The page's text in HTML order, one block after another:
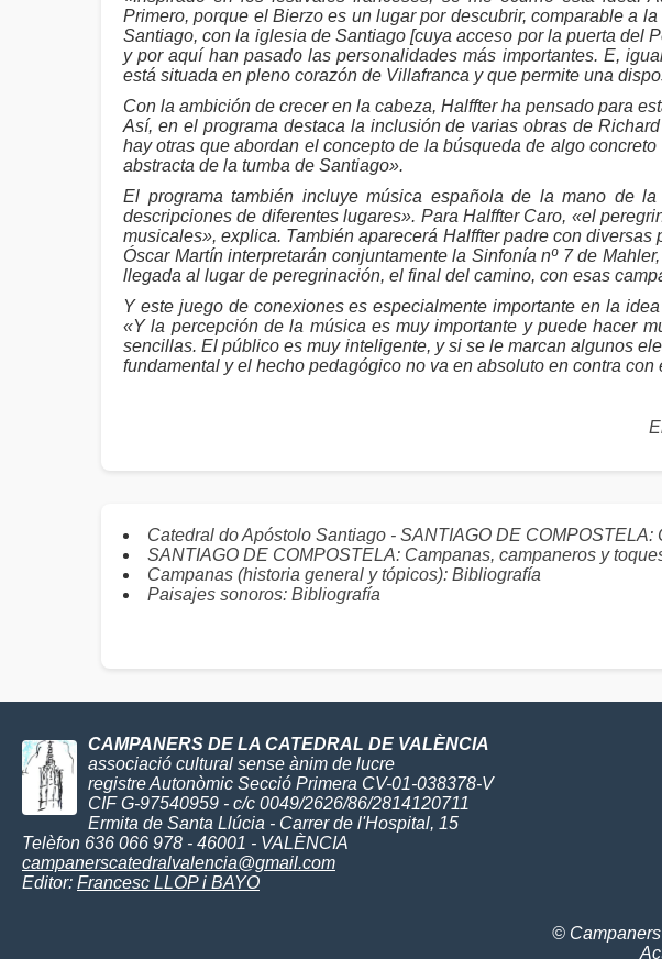
Primero, porque el Bierzo es un lugar por descubrir, comparable a
Santiago, con la iglesia de Santiago [cuya acceso por la puerta del
y por aquí han pasado las personalidades más importantes. E,
está situada en pleno corazón de Villafranca y que permite una
Con la ambición de crecer en la cabeza, Halffter ha pensado para
Así, en el programa destaca la inclusión de varias obras de
hay otras que abordan el concepto de la búsqueda de algo
abstracta de la tumba de Santiago».
El programa también incluye música española de la mano de
descripciones de diferentes lugares». Para Halffter Caro, «el
musicales», explica. También aparecerá Halffter padre con
Óscar Martín interpretarán conjuntamente la Sinfonía nº 7 de
llegada al lugar de peregrinación, el final del camino, con esas
Y este juego de conexiones es especialmente importante en la
«Y la percepción de la música es muy importante y puede hacer
sencillas. El público es muy inteligente, y si se le marcan algunos
fundamental y el hecho pedagógico no va en absoluto en contra con
Catedral do Apóstolo Santiago - SANTIAGO DE COMPOSTELA:
SANTIAGO DE COMPOSTELA: Campanas, campaneros y
Campanas (historia general y tópicos): Bibliografía
Paisajes sonoros: Bibliografía
CAMPANERS DE LA CATEDRAL DE VALÈNCIA
associació cultural sense ànim de lucre
registre Autonòmic Secció Primera CV-01-038378-V
CIF G-97540959 - c/c 0049/2626/86/2814120711
Ermita de Santa Llúcia - Carrer de l'Hospital, 15
Telèfon 636 066 978 - 46001 - VALÈNCIA
campanerscatedralvalencia@gmail.com
Editor: Francesc LLOP i BAYO
©